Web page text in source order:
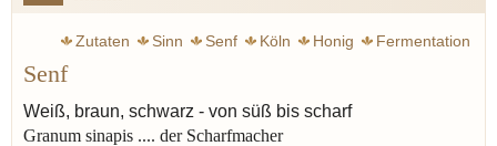
Zutaten Sinn Senf Köln Honig
Fermentation
Senf
Weiß, braun, schwarz - von süß bis scharf
Granum sinapis .... der Scharfmacher